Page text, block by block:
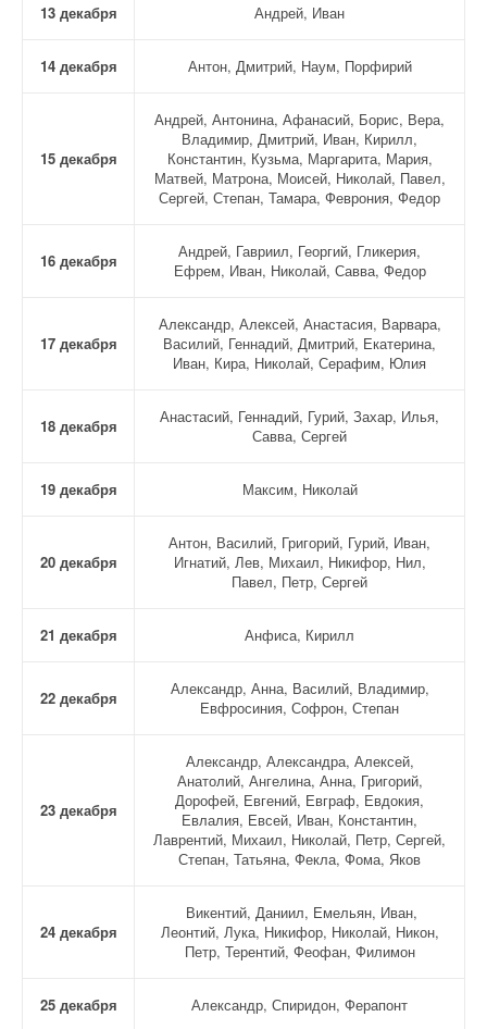
13 декабря Андрей, Иван
14 декабря Антон, Дмитрий, Наум, Порфирий
15 декабря
Андрей, Антонина, Афанасий, Борис, Вера,
Владимир, Дмитрий, Иван, Кирилл,
Константин, Кузьма, Маргарита, Мария,
Матвей, Матрона, Моисей, Николай, Павел,
Сергей, Степан, Тамара, Феврония, Федор
16 декабря
Андрей, Гавриил, Георгий, Гликерия,
Ефрем, Иван, Николай, Савва, Федор
17 декабря
Александр, Алексей, Анастасия, Варвара,
Василий, Геннадий, Дмитрий, Екатерина,
Иван, Кира, Николай, Серафим, Юлия
18 декабря
Анастасий, Геннадий, Гурий, Захар, Илья,
Савва, Сергей
19 декабря Максим, Николай
20 декабря
Антон, Василий, Григорий, Гурий, Иван,
Игнатий, Лев, Михаил, Никифор, Нил,
Павел, Петр, Сергей
21 декабря Анфиса, Кирилл
22 декабря
Александр, Анна, Василий, Владимир,
Евфросиния, Софрон, Степан
23 декабря
Александр, Александра, Алексей,
Анатолий, Ангелина, Анна, Григорий,
Дорофей, Евгений, Евграф, Евдокия,
Евлалия, Евсей, Иван, Константин,
Лаврентий, Михаил, Николай, Петр, Сергей,
Степан, Татьяна, Фекла, Фома, Яков
24 декабря
Викентий, Даниил, Емельян, Иван,
Леонтий, Лука, Никифор, Николай, Никон,
Петр, Терентий, Феофан, Филимон
25 декабря Александр, Спиридон, Ферапонт